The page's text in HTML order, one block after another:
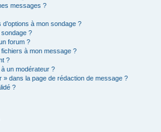
messages ?
à mon sondage ?
?
forum ?
à mon message ?
?
un modérateur ?
» dans la page de rédaction de message ?
?